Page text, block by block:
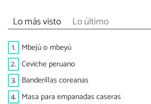
Lo más visto Lo último
1. Mbejú o mbeyú
2. Ceviche peruano
3. Banderillas coreanas
4. Masa para empanadas caseras